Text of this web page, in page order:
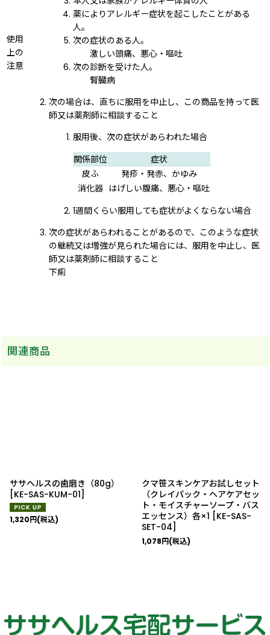
使用
上の
注意
薬によりアレルギー症状を起こしたことがある
人。
次の症状のある人。
激しい頭痛、悪心・嘔吐
次の診断を受けた人。
腎臓病
次の場合は、直ちに服用を中止し、この商品を持って医
師又は薬剤師に相談すること
服用後、次の症状があらわれた場合
関係部位
症状
皮ふ
発疹・発赤、かゆみ
消化器 はげしい腹痛、悪心・嘔吐
1週間くらい服用しても症状がよくならない場合
次の症状があらわれることがあるので、このような症状
の継続又は増強が見られた場合には、服用を中止し、医
師又は薬剤師に相談すること
下痢
関連商品
ササヘルスの歯磨き（80g）
[KE-SAS-KUM-01]
1,320円(税込)
クマ笹スキンケアお試しセット
（クレイパック・ヘアケアセッ
ト・モイスチャーソープ・バス
エッセンス）各×1 [KE-SAS-
SET-04]
1,078円(税込)